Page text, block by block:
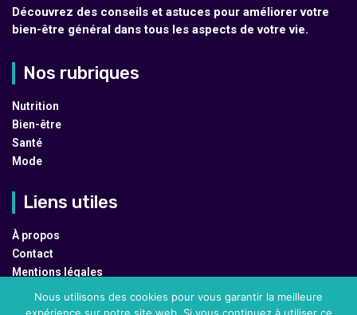
Découvrez des conseils et astuces pour améliorer votre
bien-être général dans tous les aspects de votre vie.
Nos rubriques
Nutrition
Bien-être
Santé
Mode
Liens utiles
À propos
Contact
Mentions légales
Plan du site
Nous utilisons des cookies pour vous garantir la meilleure